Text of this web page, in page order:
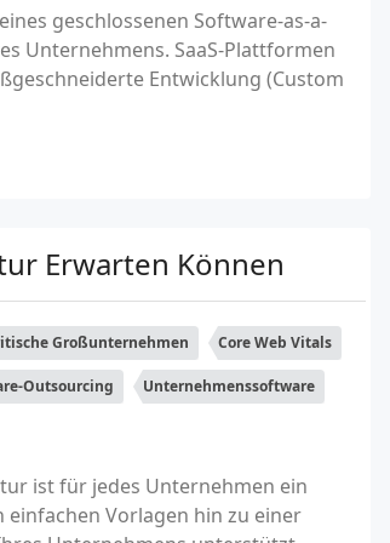
geschlossenen Software-as-a-
Unternehmens. SaaS-Plattformen
Entwicklung (Custom
Erwarten Können
Großunternehmen Core Web Vitals
Outsourcing Unternehmenssoftware
ist für jedes Unternehmen ein
Vorlagen hin zu einer